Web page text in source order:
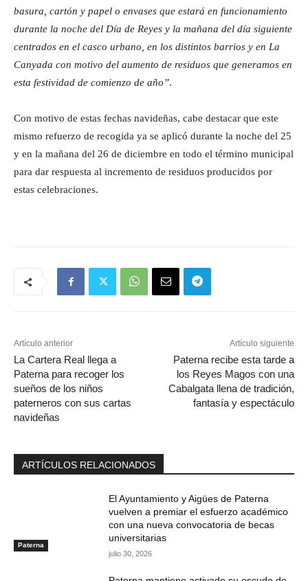
basura, cartón y papel o envases que estará en funcionamiento
durante la noche del Día de Reyes y la mañana del día siguiente
centrados en el casco urbano, en los distintos barrios y en La
Canyada con motivo del aumento de residuos que generamos en
esta festividad de comienzo de año”.
Con motivo de estas fechas navideñas, cabe destacar que este
mismo refuerzo de recogida ya se aplicó durante la noche del 25
y en la mañana del 26 de diciembre en todo el término municipal
para dar respuesta al incremento de residuos producidos por
estas celebraciones.
Artículo anterior
La Cartera Real llega a
Paterna para recoger los
sueños de los niños
paterneros con sus cartas
navideñas
Artículo siguiente
Paterna recibe esta tarde a
los Reyes Magos con una
Cabalgata llena de tradición,
fantasía y espectáculo
ARTÍCULOS RELACIONADOS
Paterna
El Ayuntamiento y Aigües de Paterna
vuelven a premiar el esfuerzo académico
con una nueva convocatoria de becas
universitarias
julio 30, 2026